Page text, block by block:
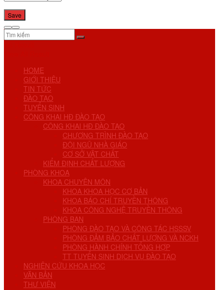
HOME
GIỚI THIỆU
TIN TỨC
ĐÀO TẠO
TUYỂN SINH
CÔNG KHAI HĐ ĐÀO TẠO
CÔNG KHAI HĐ ĐÀO TẠO
CHƯƠNG TRÌNH ĐÀO TẠO
ĐỘI NGŨ NHÀ GIÁO
CƠ SỞ VẬT CHẤT
KIỂM ĐỊNH CHẤT LƯỢNG
PHÒNG KHOA
KHOA CHUYÊN MÔN
KHOA KHOA HỌC CƠ BẢN
KHOA BÁO CHÍ TRUYỀN THÔNG
KHOA CÔNG NGHỆ TRUYỀN THÔNG
PHÒNG BAN
PHÒNG ĐÀO TẠO VÀ CÔNG TÁC HSSSV
PHÒNG ĐẢM BẢO CHẤT LƯỢNG VÀ NCKH
PHÒNG HÀNH CHÍNH TỔNG HỢP
TT TUYỂN SINH DỊCH VỤ ĐÀO TẠO
NGHIÊN CỨU KHOA HỌC
VĂN BẢN
THƯ VIỆN